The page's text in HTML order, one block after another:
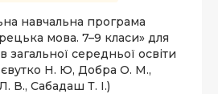
навчальна програма
мова. 7–9 класи» для
загальної середньої освіти
Н. Ю, Добра О. М.,
В., Сабадаш Т. І.)